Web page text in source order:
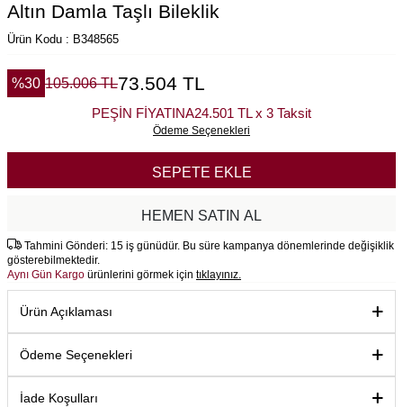
Altın Damla Taşlı Bileklik
Ürün Kodu : B348565
%30 105.006TL73.504 TL
PEŞİN FİYATINA24.501 TL x 3 Taksit
Ödeme Seçenekleri
SEPETE EKLE
HEMEN SATIN AL
Tahmini Gönderi: 15 iş günüdür. Bu süre kampanya dönemlerinde değişiklik
gösterebilmektedir.
Aynı Gün Kargo ürünlerini görmek için tıklayınız.
Ürün Açıklaması
Ödeme Seçenekleri
İade Koşulları